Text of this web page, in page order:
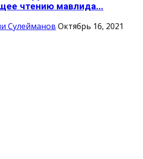
чтению мавлида...
Сулейманов Октябрь 16, 2021